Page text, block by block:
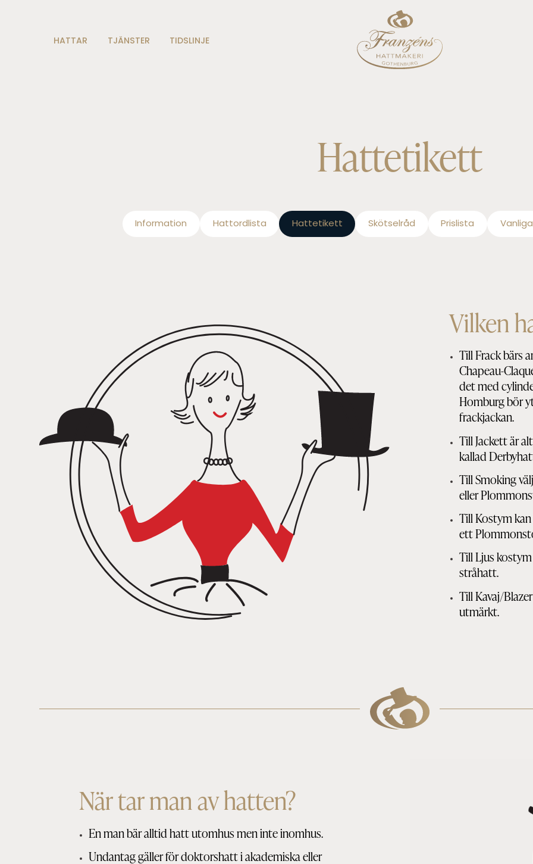
HATTAR TJÄNSTER TIDSLINJE
Hattetikett
Information Hattordlista Hattetikett Skötselråd Prislista
Vilken
Till Frack bärs
Chapeau-
det med
Homburg bör
frackjackan.
Till Jackett är
kallad
Till Smoking
eller
Till Kostym
ett
Till Ljus
stråhatt.
Till Kavaj/
utmärkt.
När tar man av hatten?
En man bär alltid hatt utomhus men inte inomhus.
Undantag gäller för doktorshatt i akademiska eller